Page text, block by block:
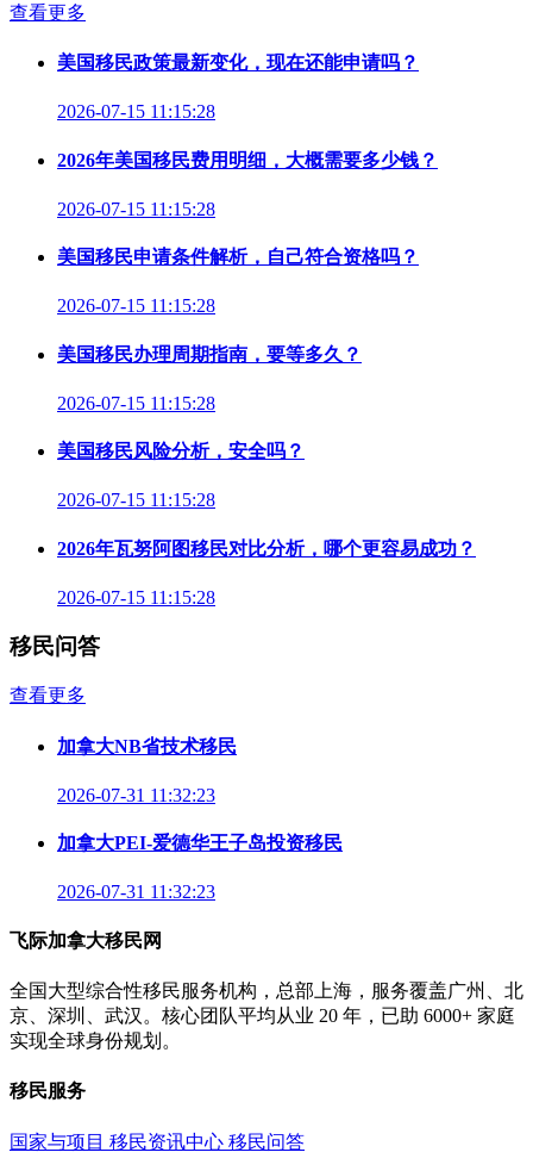
查看更多
美国移民政策最新变化，现在还能申请吗？
2026-07-15 11:15:28
2026年美国移民费用明细，大概需要多少钱？
2026-07-15 11:15:28
美国移民申请条件解析，自己符合资格吗？
2026-07-15 11:15:28
美国移民办理周期指南，要等多久？
2026-07-15 11:15:28
美国移民风险分析，安全吗？
2026-07-15 11:15:28
2026年瓦努阿图移民对比分析，哪个更容易成功？
2026-07-15 11:15:28
移民问答
查看更多
加拿大NB省技术移民
2026-07-31 11:32:23
加拿大PEI-爱德华王子岛投资移民
2026-07-31 11:32:23
飞际加拿大移民网
全国大型综合性移民服务机构，总部上海，服务覆盖广州、北
京、深圳、武汉。核心团队平均从业 20 年，已助 6000+ 家庭
实现全球身份规划。
移民服务
国家与项目 移民资讯中心 移民问答